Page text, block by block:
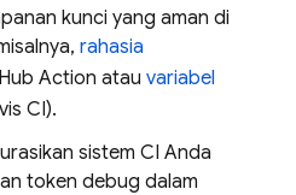
kunci yang aman di
rahasia
Action atau variabel
CI).
sistem CI Anda
token debug dalam